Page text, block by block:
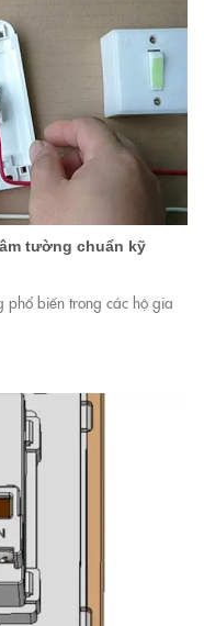
tường chuẩn kỹ
phổ biến trong các hộ gia